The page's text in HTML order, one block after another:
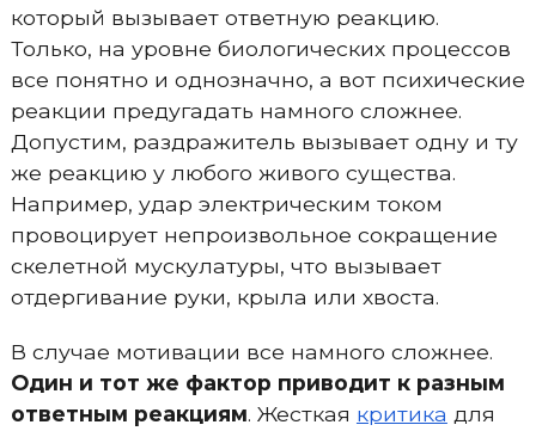
который вызывает ответную реакцию.
Только, на уровне биологических процессов
все понятно и однозначно, а вот психические
реакции предугадать намного сложнее.
Допустим, раздражитель вызывает одну и ту
же реакцию у любого живого существа.
Например, удар электрическим током
провоцирует непроизвольное сокращение
скелетной мускулатуры, что вызывает
отдергивание руки, крыла или хвоста.
В случае мотивации все намного сложнее.
Один и тот же фактор приводит к разным
ответным реакциям. Жесткая критика для